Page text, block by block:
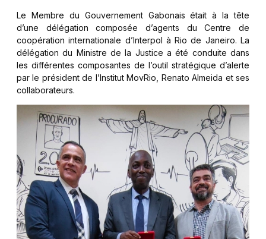
Le Membre du Gouvernement Gabonais était à la tête
d’une délégation composée d’agents du Centre de
coopération internationale d’Interpol à Rio de Janeiro. La
délégation du Ministre de la Justice a été conduite dans
les différentes composantes de l’outil stratégique d’alerte
par le président de l’Institut MovRio, Renato Almeida et ses
collaborateurs.